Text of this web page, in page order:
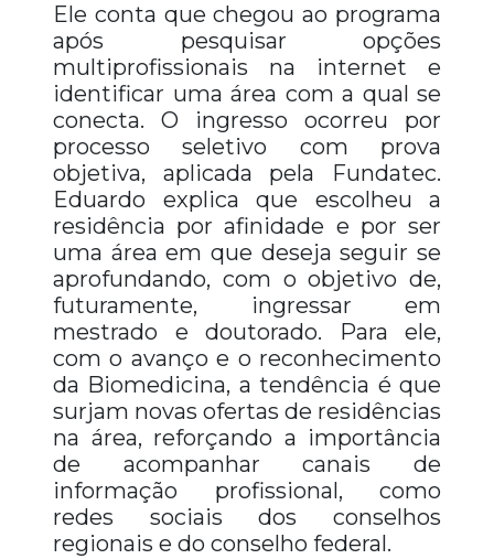
Ele conta que chegou ao programa
após pesquisar opções
multiprofissionais na internet e
identificar uma área com a qual se
conecta. O ingresso ocorreu por
processo seletivo com prova
objetiva, aplicada pela Fundatec.
Eduardo explica que escolheu a
residência por afinidade e por ser
uma área em que deseja seguir se
aprofundando, com o objetivo de,
futuramente, ingressar em
mestrado e doutorado. Para ele,
com o avanço e o reconhecimento
da Biomedicina, a tendência é que
surjam novas ofertas de residências
na área, reforçando a importância
de acompanhar canais de
informação profissional, como
redes sociais dos conselhos
regionais e do conselho federal.